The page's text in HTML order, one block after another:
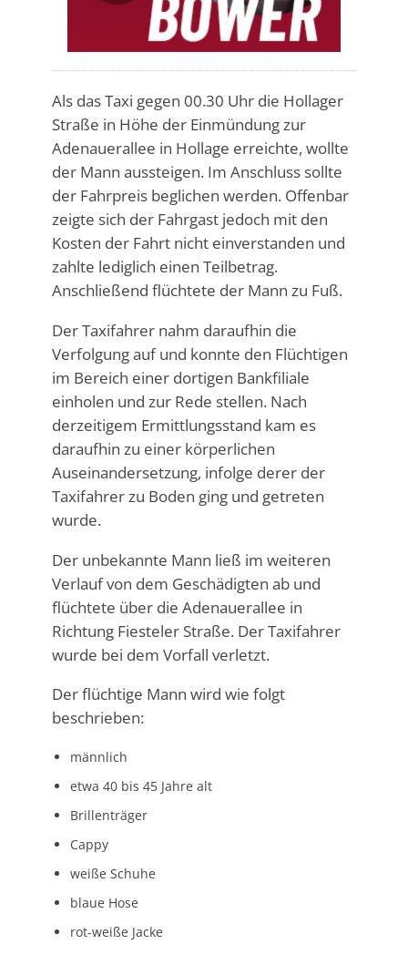
Als das Taxi gegen 00.30 Uhr die Hollager
Straße in Höhe der Einmündung zur
Adenauerallee in Hollage erreichte, wollte
der Mann aussteigen. Im Anschluss sollte
der Fahrpreis beglichen werden. Offenbar
zeigte sich der Fahrgast jedoch mit den
Kosten der Fahrt nicht einverstanden und
zahlte lediglich einen Teilbetrag.
Anschließend flüchtete der Mann zu Fuß.
Der Taxifahrer nahm daraufhin die
Verfolgung auf und konnte den Flüchtigen
im Bereich einer dortigen Bankfiliale
einholen und zur Rede stellen. Nach
derzeitigem Ermittlungsstand kam es
daraufhin zu einer körperlichen
Auseinandersetzung, infolge derer der
Taxifahrer zu Boden ging und getreten
wurde.
Der unbekannte Mann ließ im weiteren
Verlauf von dem Geschädigten ab und
flüchtete über die Adenauerallee in
Richtung Fiesteler Straße. Der Taxifahrer
wurde bei dem Vorfall verletzt.
Der flüchtige Mann wird wie folgt
beschrieben:
männlich
etwa 40 bis 45 Jahre alt
Brillenträger
Cappy
weiße Schuhe
blaue Hose
rot-weiße Jacke